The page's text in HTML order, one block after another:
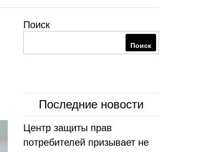
Поиск
Поиск
Последние новости
Центр защиты прав
потребителей призывает не